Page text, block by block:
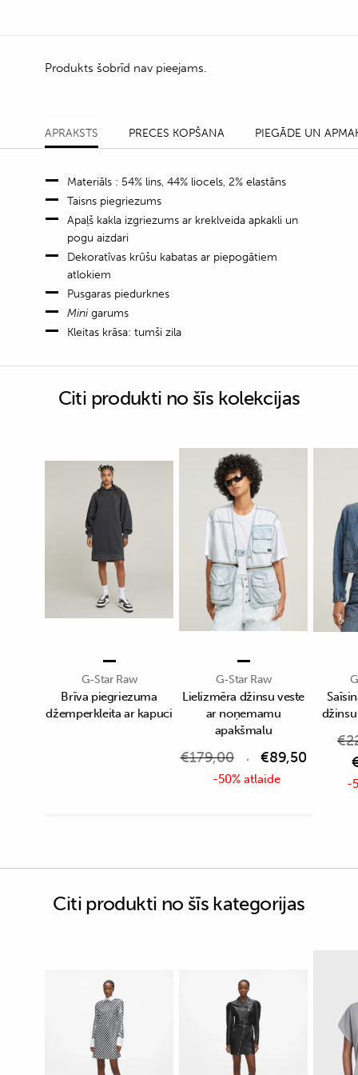
Produkts šobrīd nav pieejams.
APRAKSTS PRECES KOPŠANA PIEGĀDE UN
Materiāls : 54% lins, 44% liocels, 2% elastāns
Taisns piegriezums
Apaļš kakla izgriezums ar kreklveida apkakli un
pogu aizdari
Dekoratīvas krūšu kabatas ar piepogātiem
atlokiem
Pusgaras piedurknes
Minigarums
Kleitas krāsa: tumši zila
Citi produkti no šīs kolekcijas
G-Star Raw
Brīva piegriezuma
džemperkleita ar kapuci
G-Star Raw
Lielizmēra džinsu veste
ar noņemamu
apakšmalu
€179,00 €89,50
-50% atlaide
€
-
Citi produkti no šīs kategorijas